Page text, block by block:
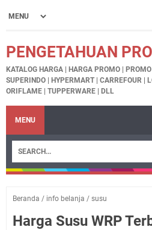
PENGETAHUAN
KATALOG HARGA | HARGA PROMO |
SUPERINDO | HYPERMART | CARREFOUR |
ORIFLAME | TUPPERWARE | DLL
MENU
Beranda / info belanja / susu
Harga Susu WRP